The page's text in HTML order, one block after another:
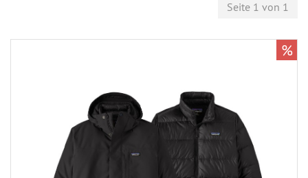
Seite 1 von 1
%